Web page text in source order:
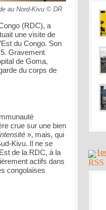
au Nord-Kivu © DR
(RDC), a
une visite de
du Congo. Son
Gravement
de Goma,
du corps de
crue sur une bien
», mais, qui
Kivu. Il ne se
de la RDC, à la
actifs dans
congolaises